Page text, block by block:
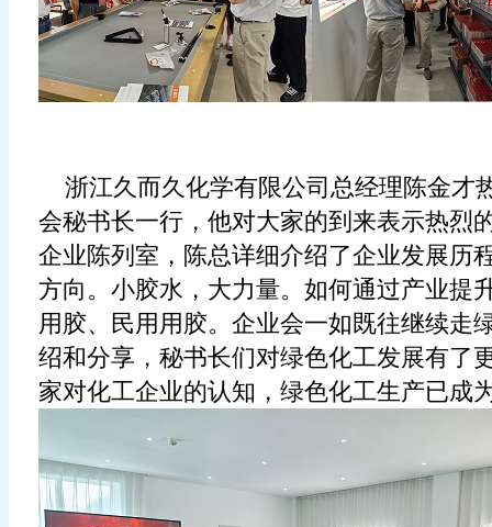
浙江久而久化学有限公司总经理陈金才
会秘书长一行，他对大家的到来表示热烈
企业陈列室， 陈总详细介绍了企业发展历
方向。小胶水，大力量。 如何通过产业提
用胶、 民用用胶。 企业会一如既往继续走
绍和分享，秘书长们对绿色化工发展有了
家对化工企业的认知 ， 绿色化工生产已成